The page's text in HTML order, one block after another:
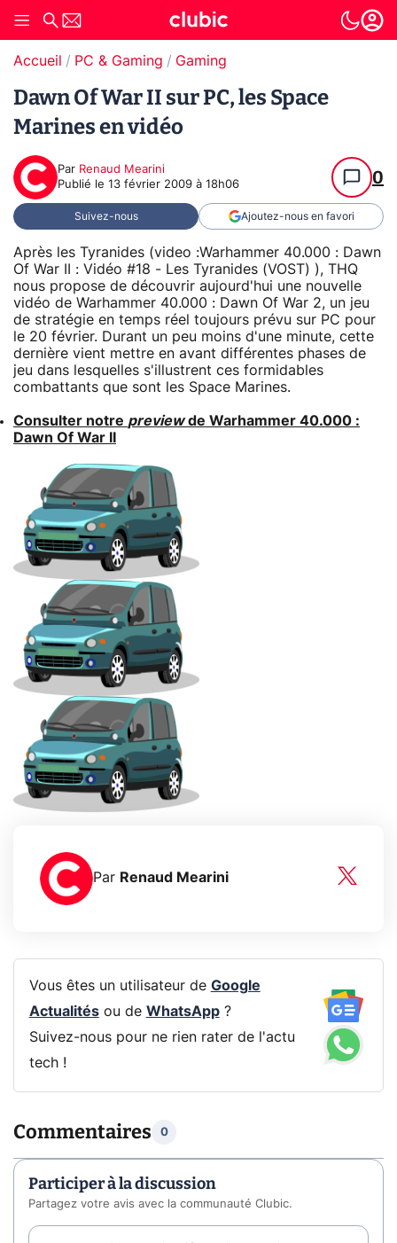
Accueil PC & Gaming Gaming
Dawn Of War II sur PC, les Space
Marines en vidéo
Par Renaud Mearini
Publié le 13 février 2009 à 18h06 0
Suivez-nous Ajoutez-nous en favori
Après les Tyranides (video :Warhammer 40.000 : Dawn
Of War II : Vidéo #18 - Les Tyranides (VOST) ), THQ
nous propose de découvrir aujourd'hui une nouvelle
vidéo de Warhammer 40.000 : Dawn Of War 2, un jeu
de stratégie en temps réel toujours prévu sur PC pour
le 20 février. Durant un peu moins d'une minute, cette
dernière vient mettre en avant différentes phases de
jeu dans lesquelles s'illustrent ces formidables
combattants que sont les Space Marines.
Consulter notre previewde Warhammer 40.000 :
Dawn Of War II
Par Renaud Mearini
Vous êtes un utilisateur de Google
Actualitésou de WhatsApp?
Suivez-nous pour ne rien rater de l'actu
tech !
Commentaires 0
Participer à la discussion
Partagez votre avis avec la communauté Clubic.